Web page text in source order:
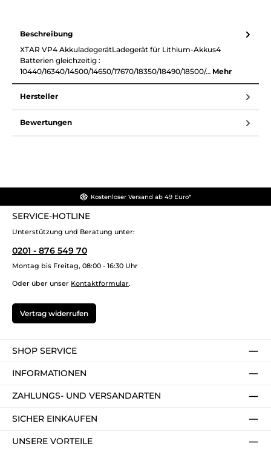
Beschreibung
XTAR VP4 AkkuladegerätLadegerät für Lithium-Akkus4
Batterien gleichzeitig :
10440/16340/14500/14650/17670/18350/18490/18500/… Mehr
Hersteller
Bewertungen
Kostenloser Versand ab 49 Euro*
SERVICE-HOTLINE
Unterstützung und Beratung unter:
0201 - 876 549 70
Montag bis Freitag, 08:00 - 16:30 Uhr
Oder über unser Kontaktformular.
Vertrag widerrufen
SHOP SERVICE
INFORMATIONEN
ZAHLUNGS- UND VERSANDARTEN
SICHER EINKAUFEN
UNSERE VORTEILE